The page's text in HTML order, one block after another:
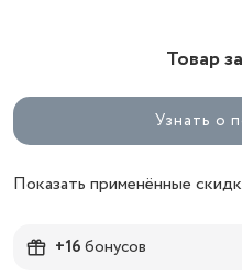
Товар
Узнать о
Показать применённые
+16бонусов